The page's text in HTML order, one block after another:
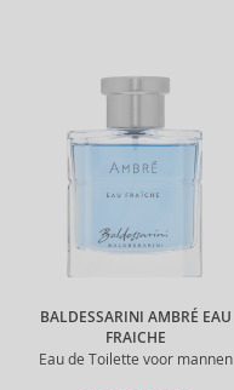
BALDESSARINI AMBRÉ EAU
FRAICHE
Eau de Toilette voor mannen